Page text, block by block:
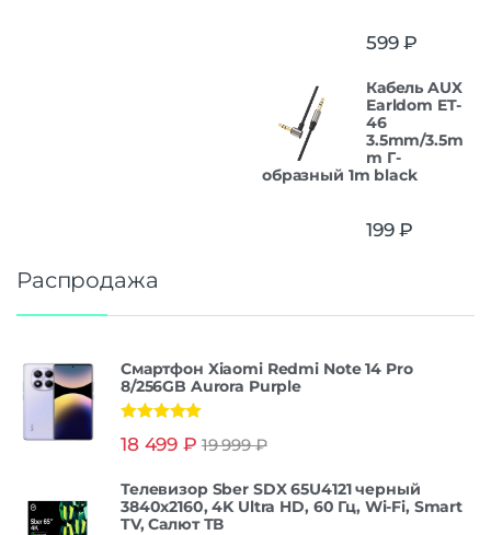
599₽
Кабель AUX
Earldom ET-
46
3.5mm/3.5m
m Г-
образный 1m black
199₽
Распродажа
Смартфон Xiaomi Redmi Note 14 Pro
8/256GB Aurora Purple
из 5
18 499 ₽ 19 999₽
Телевизор Sber SDX 65U4121 черный
3840x2160, 4K Ultra HD, 60 Гц, Wi-Fi, Smart
TV, Салют ТВ